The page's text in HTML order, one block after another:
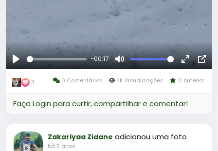
Reproduzir
-00:17
Mute
in-
3 0 Comentários 4K Visualizações 0 Anterior
Faça Login para curtir, compartilhar e comentar!
Zakariyaa Zidane adicionou uma foto
há 2 anos